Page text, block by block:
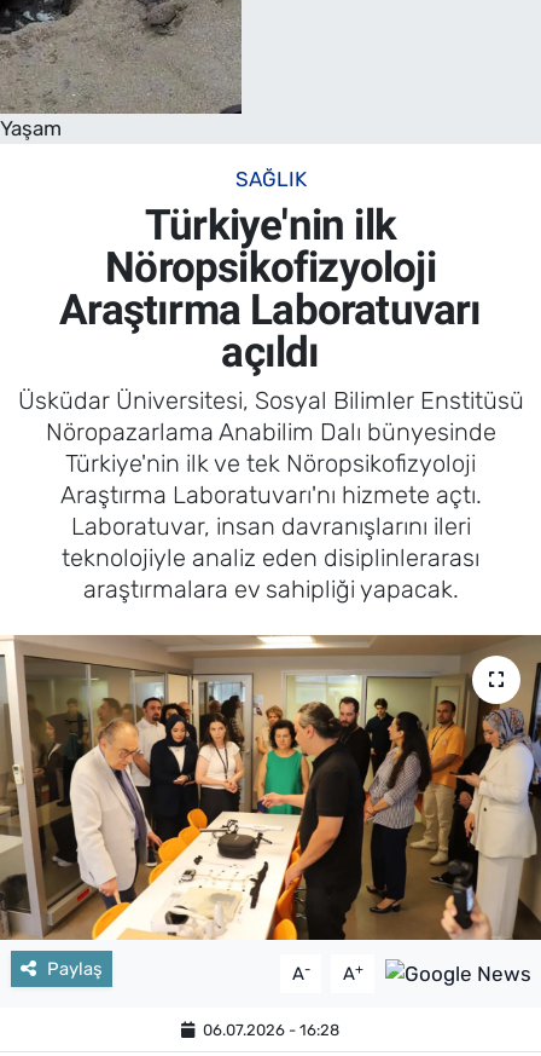
Yaşam
SAĞLIK
Türkiye'nin ilk
Nöropsikofizyoloji
Araştırma Laboratuvarı
açıldı
Üsküdar Üniversitesi, Sosyal Bilimler Enstitüsü
Nöropazarlama Anabilim Dalı bünyesinde
Türkiye'nin ilk ve tek Nöropsikofizyoloji
Araştırma Laboratuvarı'nı hizmete açtı.
Laboratuvar, insan davranışlarını ileri
teknolojiyle analiz eden disiplinlerarası
araştırmalara ev sahipliği yapacak.
Paylaş A- A+
06.07.2026 - 16:28